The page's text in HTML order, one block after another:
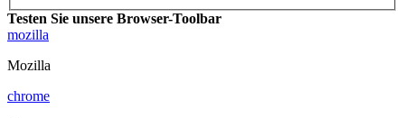
Testen Sie unsere Browser-Toolbar
mozilla
Mozilla
chrome